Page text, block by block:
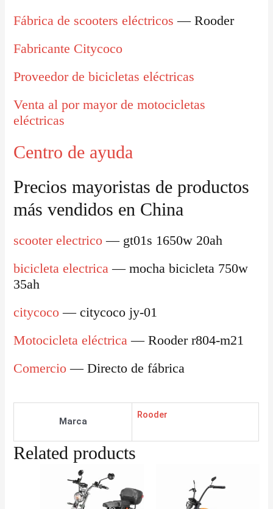
Fábrica de scooters eléctricos — Rooder
Fabricante Citycoco
Proveedor de bicicletas eléctricas
Venta al por mayor de motocicletas
eléctricas
Centro de ayuda
Precios mayoristas de productos
más vendidos en China
scooter electrico — gt01s 1650w 20ah
bicicleta electrica — mocha bicicleta 750w
35ah
citycoco — citycoco jy-01
Motocicleta eléctrica — Rooder r804-m21
Comercio — Directo de fábrica
Marca
Rooder
Related products